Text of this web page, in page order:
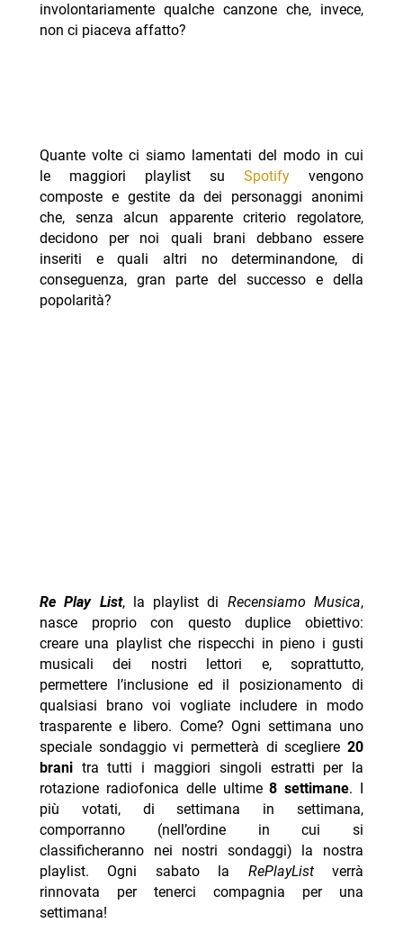
involontariamente qualche canzone che, invece,
non ci piaceva affatto?
Quante volte ci siamo lamentati del modo in cui
le maggiori playlist suSpotify vengono
composte e gestite da dei personaggi anonimi
che, senza alcun apparente criterio regolatore,
decidono per noi quali brani debbano essere
inseriti e quali altri no determinandone, di
conseguenza, gran parte del successo e della
popolarità?
Re Play List, la playlist di Recensiamo Musica,
nasce proprio con questo duplice obiettivo:
creare una playlist che rispecchi in pieno i gusti
musicali dei nostri lettori e, soprattutto,
permettere l’inclusione ed il posizionamento di
qualsiasi brano voi vogliate includere in modo
trasparente e libero. Come? Ogni settimana uno
speciale sondaggio vi permetterà di scegliere20
brani tra tutti i maggiori singoli estratti per la
rotazione radiofonica delle ultime8 settimane. I
più votati, di settimana in settimana,
comporranno (nell’ordine in cui si
classificheranno nei nostri sondaggi) la nostra
playlist. Ogni sabato la RePlayListverrà
rinnovata per tenerci compagnia per una
settimana!